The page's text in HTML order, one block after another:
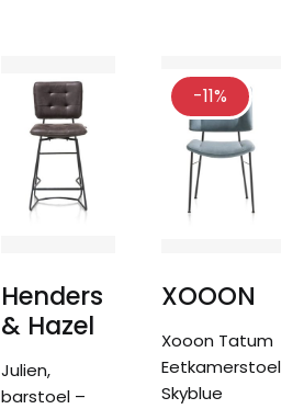
Henders
& Hazel
Julien,
barstoel –
-11%
XOOON
Xooon Tatum
Eetkamerstoel
Skyblue